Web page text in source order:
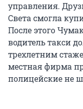
управления.
Света смогла
После этого
водитель такси
трехлетним
местная фирма
полицейские не